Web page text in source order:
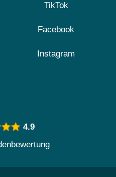
TikTok
Facebook
Instagram
4.9